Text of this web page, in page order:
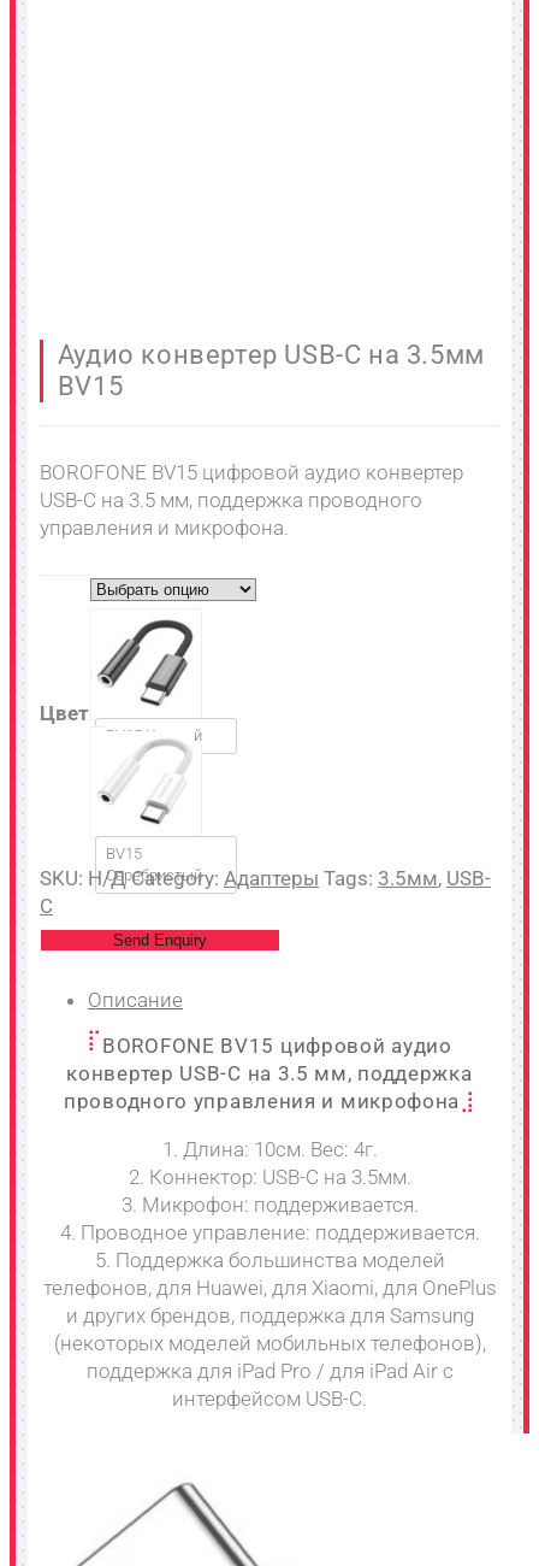
Аудио конвертер USB-C на 3.5мм
BV15
BOROFONE BV15 цифровой аудио конвертер
USB-C на 3.5 мм, поддержка проводного
управления и микрофона.
Цвет
BV15 Черный
BV15
Серебристый
SKU: Н/ДCategory: Адаптеры Tags: 3.5мм, USB-
C
Send Enquiry
Описание
BOROFONE BV15 цифровой аудио
конвертер USB-C на 3.5 мм, поддержка
проводного управления и микрофона
1. Длина: 10см. Вес: 4г.
2. Коннектор: USB-C на 3.5мм.
3. Микрофон: поддерживается.
4. Проводное управление: поддерживается.
5. Поддержка большинства моделей
телефонов, для Huawei, для Xiaomi, для OnePlus
и других брендов, поддержка для Samsung
(некоторых моделей мобильных телефонов),
поддержка для iPad Pro / для iPad Air с
интерфейсом USB-C.